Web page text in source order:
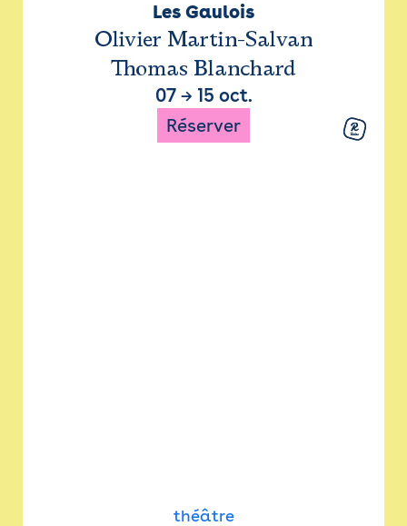
Les Gaulois
Olivier Martin-Salvan
Thomas Blanchard
07→ 15 oct.
Réserver
théâtre